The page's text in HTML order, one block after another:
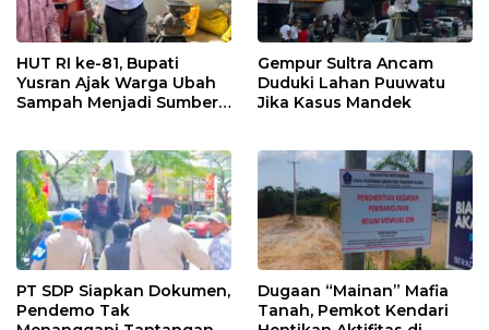
HUT RI ke-81, Bupati
Yusran Ajak Warga Ubah
Sampah Menjadi Sumber
Gempur Sultra Ancam
Duduki Lahan Puuwatu
Jika Kasus Mandek
PT SDP Siapkan Dokumen,
Pendemo Tak
Dugaan “Mainan” Mafia
Tanah, Pemkot Kendari